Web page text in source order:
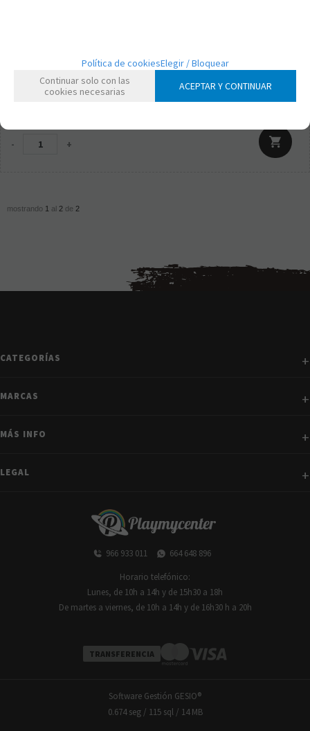
Funko Pop! Peaky Blinders - Michael Gray
14,95€
- +
mostrando 1 al 2 de 2
CATEGORÍAS
MARCAS
MÁS INFO
LEGAL
966 933 011 664 648 896
Horario telefónico:
Lunes, de 10h a 14h y de 15h30 a 18h
De martes a viernes, de 10h a 14h y de 16h30 h a 20h
TRANSFERENCIA
Software Gestión GESIO®
0.674 seg / 115 sql/ 14 MB
Política de cookiesElegir / Bloquear
Continuar solo con las
cookies necesarias
ACEPTAR Y CONTINUAR